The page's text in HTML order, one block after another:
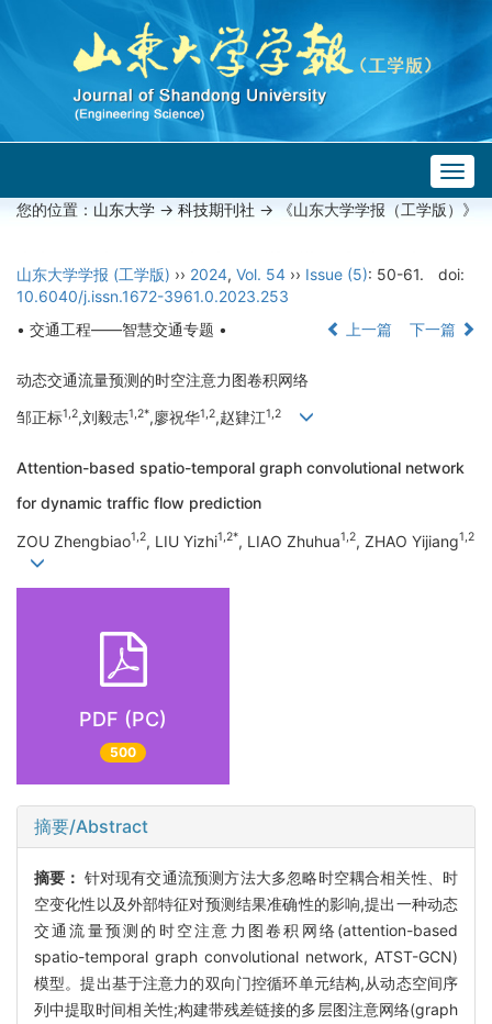
您的位置： 山东大学 -> 科技期刊社 -> 《山东大学学报（工学版）》
山东大学学报 (工学版) ›› 2024, Vol. 54 ›› Issue (5): 50-61.
doi:
10.6040/j.issn.1672-3961.0.2023.253
• 交通工程——智慧交通专题 •
上一篇 下一篇
动态交通流量预测的时空注意力图卷积网络
邹正标1,2,刘毅志1,2*,廖祝华1,2,赵肄江1,2
Attention-based spatio-temporal graph convolutional network
for dynamic traffic flow prediction
ZOU Zhengbiao1,2, LIU Yizhi1,2*, LIAO Zhuhua1,2, ZHAO Yijiang1,2
PDF (PC)
500
摘要/Abstract
摘要： 针对现有交通流预测方法大多忽略时空耦合相关性、时
空变化性以及外部特征对预测结果准确性的影响,提出一种动态
交通流量预测的时空注意力图卷积网络(attention-based
spatio-temporal graph convolutional network, ATST-GCN)
模型。提出基于注意力的双向门控循环单元结构,从动态空间序
列中提取时间相关性;构建带残差链接的多层图注意网络(graph